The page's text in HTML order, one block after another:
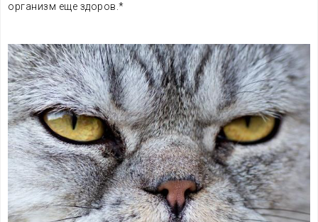
организм еще здоров.*